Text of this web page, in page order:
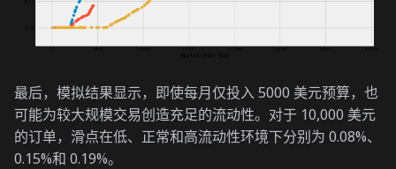
最后，模拟结果显示，即使每月仅投入 5000 美元预算，也
可能为较大规模交易创造充足的流动性。对于 10,000 美元
的订单，滑点在低、正常和高流动性环境下分别为 0.08%、
0.15%和 0.19%。